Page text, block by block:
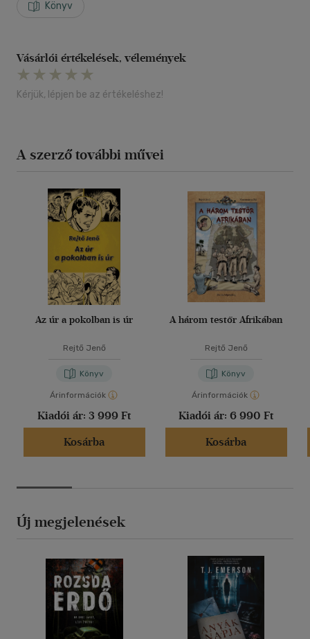
Könyv
Vásárlói értékelések, vélemények
Kérjük, lépjen be az értékeléshez!
A szerző további művei
Az úr a pokolban is úr
Rejtő Jenő
Könyv
Árinformációk
Kiadói ár: 3 999 Ft
Kosárba
A három testőr Afrikában
Rejtő Jenő
Könyv
Árinformációk
Kiadói ár: 6 990 Ft
Kosárba
Új megjelenések